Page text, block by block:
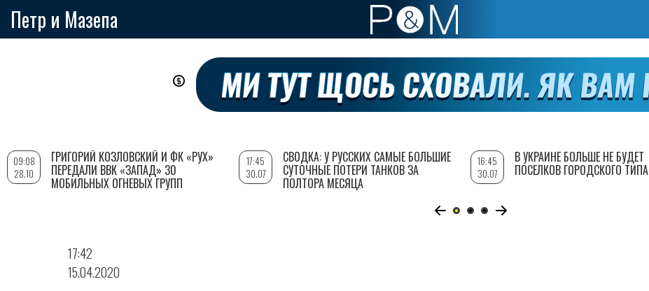
Петр и Мазепа
17:42
15.04.2020
09:08
28.10
ГРИГОРИЙ КОЗЛОВСКИЙ И ФК «РУХ»
ПЕРЕДАЛИ ВВК «ЗАПАД» 30
МОБИЛЬНЫХ ОГНЕВЫХ ГРУПП
17:45
30.07
СВОДКА: У РУССКИХ САМЫЕ БОЛЬШИЕ
СУТОЧНЫЕ ПОТЕРИ ТАНКОВ ЗА
ПОЛТОРА МЕСЯЦА
16:45
30.07
В УКРАИНЕ БОЛЬШЕ НЕ БУДЕТ
ПОСЕЛКОВ ГОРОДСКОГО ТИПА